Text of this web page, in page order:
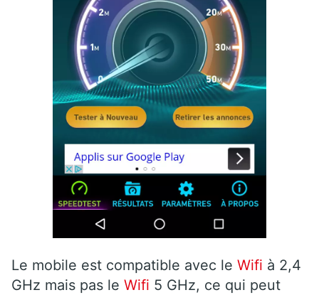
Le mobile est compatible avec le Wifi à 2,4
GHz mais pas le Wifi 5 GHz, ce qui peut